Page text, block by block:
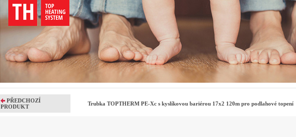
PŘEDCHOZÍ
PRODUKT
Trubka TOPTHERM PE-Xc s kyslíkovou bariérou 17x2 120m pro podlahové topení